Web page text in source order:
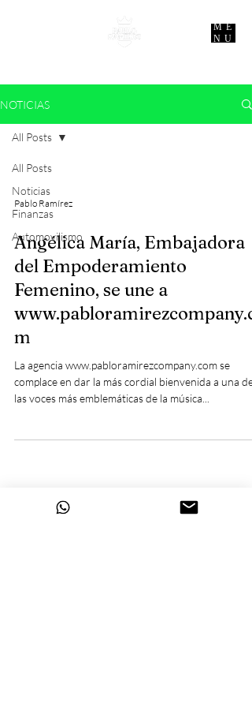
ME
NU
NOTICIAS
All Posts
Noticias
Finanzas
Automovilismo
All Posts
Pablo Ramírez
Angélica María, Embajadora
del Empoderamiento
Femenino, se une a
m
La agencia www.pabloramirezcompany.com se
complace en dar la más cordial bienvenida a una de
las voces más emblemáticas de la música...